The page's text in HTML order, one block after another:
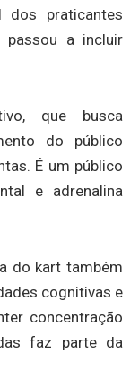
dos praticantes
a incluir
que busca
do público
É um público
e adrenalina
do kart também
cognitivas e
concentração
faz parte da